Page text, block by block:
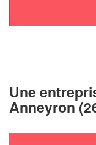
Une
Anneyron